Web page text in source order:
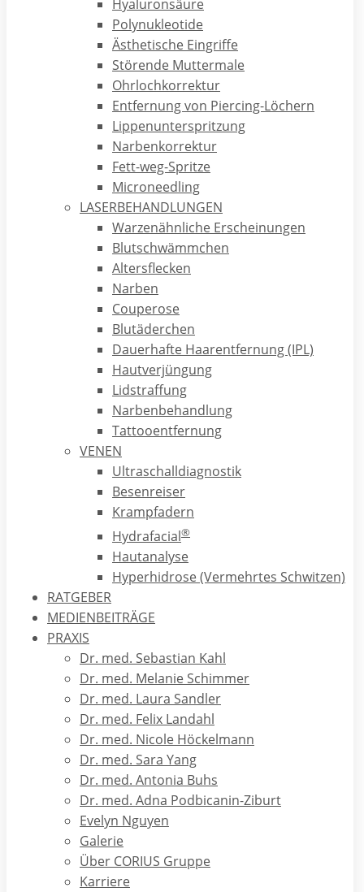
Hyaluronsäure
Polynukleotide
Ästhetische Eingriffe
Störende Muttermale
Ohrlochkorrektur
Entfernung von Piercing-Löchern
Lippenunterspritzung
Narbenkorrektur
Fett-weg-Spritze
Microneedling
LASERBEHANDLUNGEN
Warzenähnliche Erscheinungen
Blutschwämmchen
Altersflecken
Narben
Couperose
Blutäderchen
Dauerhafte Haarentfernung (IPL)
Hautverjüngung
Lidstraffung
Narbenbehandlung
Tattooentfernung
VENEN
Ultraschalldiagnostik
Besenreiser
Krampfadern
Hydrafacial®
Hautanalyse
Hyperhidrose (Vermehrtes Schwitzen)
RATGEBER
MEDIENBEITRÄGE
PRAXIS
Dr. med. Sebastian Kahl
Dr. med. Melanie Schimmer
Dr. med. Laura Sandler
Dr. med. Felix Landahl
Dr. med. Nicole Höckelmann
Dr. med. Sara Yang
Dr. med. Antonia Buhs
Dr. med. Adna Podbicanin-Ziburt
Evelyn Nguyen
Galerie
Über CORIUS Gruppe
Karriere
auszulösen – wenn nämlich eine unerkannte Biene oder
Wespenstich-Allergie vorliegt!
Symptome: Wenn der Wespenstich eine
allergische Reaktion verursacht
drei Prozent aller Deutschen reagieren
auf Wespen- oder Bienengift.
Leichte Symptome, die bei einem Wespenstich auftreten,
Rötung an der betroffenen Stelle
stechende Schmerzen
Brennen an der Stichstelle
Bei einer Insektengiftallergie können jedoch
schwerwiegende Symptomeauftreten:
Atemnot
Schluck- und Sprechbeschwerden
Bewusstlosigkeit bis hin zu einem Atem- und
Herzstillstand
Was sind die Ursachen einer Wespenstich-
Allergie?
Eine Wespengiftallergie wird durch die Proteine im Gift der
Wespe ausgelöst. Menschen mit einer allergischen Reaktion
auf einen Wespenstich entwickeln spezielle Antikörper
gegen diese Proteine. Dieser Prozess tritt bereits nach dem
ersten Wespenstich auf. Eine allergische Reaktion des
Körpers tritt jedoch erst nach dem zweiten Stich auf. Beim
erneuten Kontakt mit dem Gift werden eine
Immunreaktion und Überempfindlichkeitausgelöst,
die sich in den typischen Symptomen äußern. In den
meisten Fällen zeigt sich die Reaktion unmittelbar nach dem
Stich und erreicht nach ca. 30 bis 60 Minuten einen
Höhepunkt – auch „Peak“ genannt.